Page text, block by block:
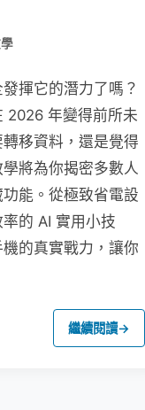
揮它的潛力了嗎？
2026 年變得前所未
移資料，還是覺得
將為你揭密多數人
能。從極致省電設
的 AI 實用小技
的真實戰力，讓你
繼續閱讀→